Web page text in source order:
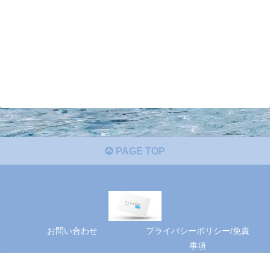
PAGE TOP
お問い合わせ
プライバシーポリシー/免責
事項